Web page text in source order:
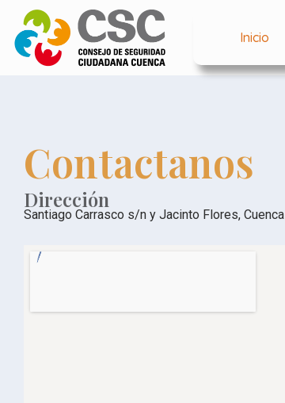
Inicio
Contactanos
Dirección
Santiago Carrasco s/n y Jacinto Flores, Cuenca